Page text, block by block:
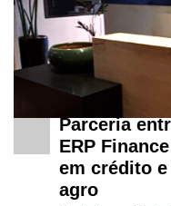
Parceria
ERP
em crédito
agro